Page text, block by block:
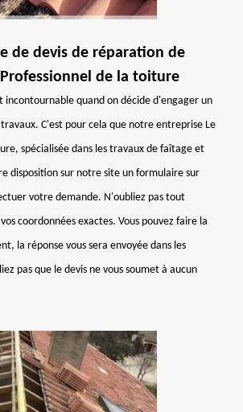
de devis de réparation de
de la toiture
incontournable quand on décide d'engager un
C'est pour cela que notre entreprise Le
spécialisée dans les travaux de faîtage et
disposition sur notre site un formulaire sur
votre demande. N'oubliez pas tout
coordonnées exactes. Vous pouvez faire la
la réponse vous sera envoyée dans les
pas que le devis ne vous soumet à aucun